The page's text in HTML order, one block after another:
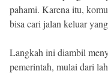
pahami. Karena itu,
bisa cari jalan keluar
Langkah ini diambil
pemerintah, mulai dari